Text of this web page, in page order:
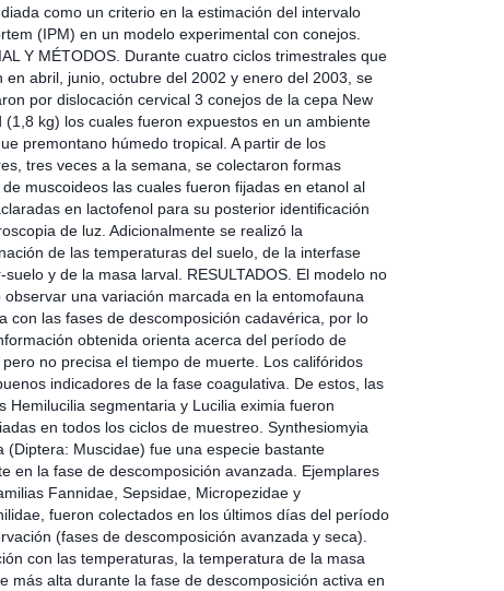
como un criterio en la estimación del intervalo
(IPM) en un modelo experimental con conejos.
Y MÉTODOS. Durante cuatro ciclos trimestrales que
en abril, junio, octubre del 2002 y enero del 2003, se
por dislocación cervical 3 conejos de la cepa New
(1,8 kg) los cuales fueron expuestos en un ambiente
premontano húmedo tropical. A partir de los
tres veces a la semana, se colectaron formas
de muscoideos las cuales fueron fijadas en etanol al
en lactofenol para su posterior identificación
de luz. Adicionalmente se realizó la
de las temperaturas del suelo, de la interfase
suelo y de la masa larval. RESULTADOS. El modelo no
observar una variación marcada en la entomofauna
con las fases de descomposición cadavérica, por lo
obtenida orienta acerca del período de
no precisa el tiempo de muerte. Los califóridos
indicadores de la fase coagulativa. De estos, las
Hemilucilia segmentaria y Lucilia eximia fueron
en todos los ciclos de muestreo. Synthesiomyia
(Diptera: Muscidae) fue una especie bastante
en la fase de descomposición avanzada. Ejemplares
Fannidae, Sepsidae, Micropezidae y
fueron colectados en los últimos días del período
(fases de descomposición avanzada y seca).
con las temperaturas, la temperatura de la masa
más alta durante la fase de descomposición activa en